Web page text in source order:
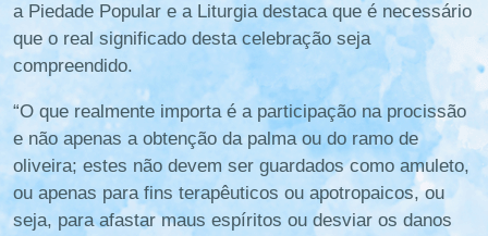
a Piedade Popular e a Liturgia destaca que é necessário
que o real significado desta celebração seja
compreendido.
“O que realmente importa é a participação na procissão
e não apenas a obtenção da palma ou do ramo de
oliveira; estes não devem ser guardados como amuleto,
ou apenas para fins terapêuticos ou apotropaicos, ou
seja, para afastar maus espíritos ou desviar os danos